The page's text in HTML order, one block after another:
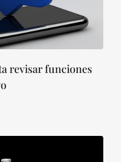
revisar funciones